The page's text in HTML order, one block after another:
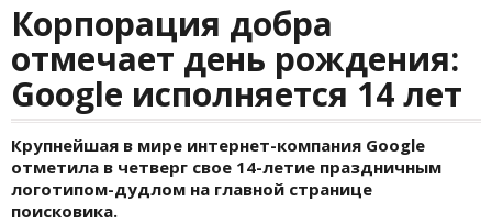
Корпорация добра
отмечает день рождения:
Google исполняется 14 лет
Крупнейшая в мире интернет-компания Google
отметила в четверг свое 14-летие праздничным
логотипом-дудлом на главной странице
поисковика.